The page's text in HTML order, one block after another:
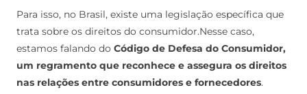
Para isso, no Brasil, existe uma legislação específica que
trata sobre os direitos do consumidor.Nesse caso,
estamos falando do Código de Defesa do Consumidor,
um regramento que reconhece e assegura os direitos
nas relações entre consumidores e fornecedores.